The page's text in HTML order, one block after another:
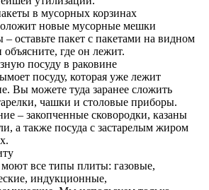
в мусорных корзинах
новые мусорные мешки
– оставьте пакет с пакетами на видном
объясните, где он лежит.
посуду в раковине
посуду, которая уже лежит
Вы можете туда заранее сложить
чашки и столовые приборы.
– закопченные сковородки, казаны
а также посуда с застарелым жиром
все типы плиты: газовые,
индукционные,